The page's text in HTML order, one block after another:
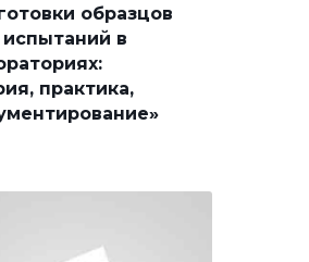
образцов
в
практика,